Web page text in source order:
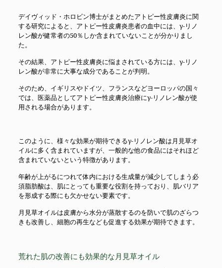
デイヴィッド・ホロビン博士がまとめたアトピー性皮膚炎に関
する研究によると、アトピー性皮膚炎患者の血中には、γ-リノ
レン酸が健常者の50％しか含まれていないことが分かりまし
た。
その結果、アトピー性皮膚炎に悩まされている方には、γ-リノ
レン酸が非常に大事な成分であることが判明。
そのため、イギリスやドイツ、フランスなどヨーロッパの国々
では、医薬品としてアトピー性皮膚炎治療にγ-リノレン酸が使
用される場合があります。
このように、様々な効果が期待できるγ-リノレン酸は月見草オ
イルに多く含まれていますが、一般的な他の食品にはそれほど
含まれていないという特徴があります。
年齢が上がるにつれて体内における生成量が減少してしまう必
須脂肪酸は、肌にとっても重要な役割を持っており、肌バリア
を形成する際にも欠かせない要素です。
月見草オイルは皮膚から水分が蒸散するのを防いで肌のざらつ
きも改善し、細胞の再生なども促進する効果が期待できます。
荒れた肌の改善にも効果的な月見草オイル